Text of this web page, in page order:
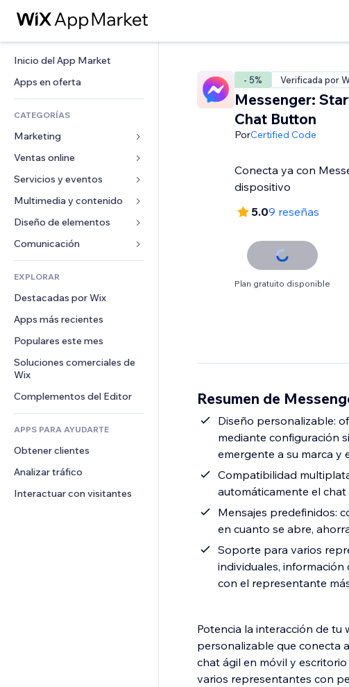
Inicio del App Market
Apps en oferta
CATEGORÍAS
Marketing
Anuncios
Móvil
Analíticas
Anuncios del sitio
Email
Ventas online
Apps para tiendas
Envíos y entregas
Botones de venta
Contabilidad
Cupones y fidelización
Almacenamiento de mercancía
Crowdfunding
Alimentos y bebidas
Servicios y eventos
Hoteles
Eventos
Restaurantes
Inmobiliarias
Reservas
Multimedia y contenido
Galerías
Música
Pódcast
Fotografía
Video
PDF
Compartir archivos
Noticias
Servicios de contenido
Efectos de texto
Diseño de elementos
Mapas y navegación
Privacidad y seguridad
Reloj
Plantillas para páginas
Efectos de imágenes
Botones y menús
Banners e insignias
Calculadoras
Buscar
Formularios
Encuestas
Chat
Comentarios
Teléfono
Comunidad
Reseñas y testimonios
EXPLORAR
Destacadas por Wix
Apps más recientes
Populares este mes
Soluciones comerciales de
Wix
Complementos del Editor
APPS PARA AYUDARTE
Obtener clientes
Analizar tráfico
Interactuar con visitantes
- 5% Verificada por
Messenger:
Chat Button
PorCertified Code
Conecta ya con
dispositivo
5.09 reseñas
Plan gratuito disponible
Resumen de
Diseño personalizable:
mediante configuración
emergente a su marca y
Compatibilidad
automáticamente el
Mensajes predefinidos:
en cuanto se abre,
Soporte para varios
individuales,
con el representante
Potencia la interacción de
personalizable que conecta
chat ágil en móvil y
varios representantes con